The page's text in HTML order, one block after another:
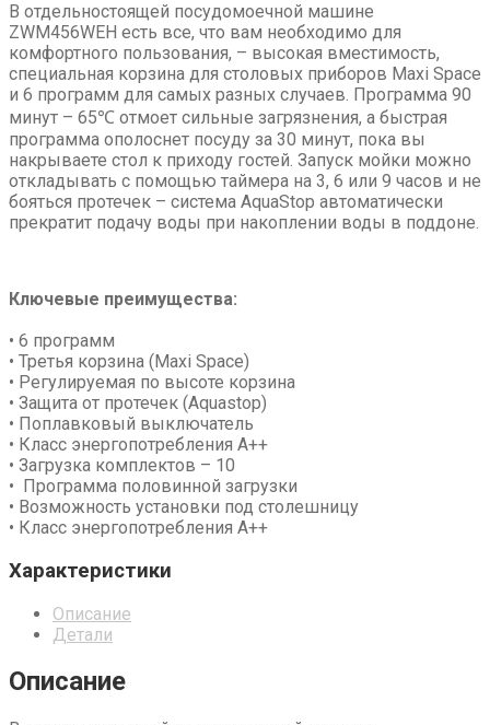
В отдельностоящей посудомоечной машине
ZWM456WEH есть все, что вам необходимо для
комфортного пользования, – высокая вместимость,
специальная корзина для столовых приборов Maxi Space
и 6 программ для самых разных случаев. Программа 90
минут – 65℃ отмоет сильные загрязнения, а быстрая
программа ополоснет посуду за 30 минут, пока вы
накрываете стол к приходу гостей. Запуск мойки можно
откладывать с помощью таймера на 3, 6 или 9 часов и не
бояться протечек – система AquaStop автоматически
прекратит подачу воды при накоплении воды в поддоне.
Ключевые преимущества:
• 6 программ
• Третья корзина (Maxi Space)
• Регулируемая по высоте корзина
• Защита от протечек (Aquastop)
• Поплавковый выключатель
• Класс энергопотребления А++
• Загрузка комплектов – 10
• Программа половинной загрузки
• Возможность установки под столешницу
• Класс энергопотребления А++
Характеристики
Описание
Детали
Описание